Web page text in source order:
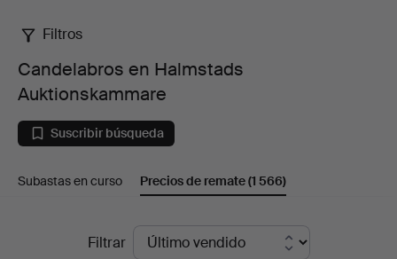
Candelabros
en
Halmstads
Auktionskammare
Filtros
Candelabros en Halmstads
Auktionskammare
Suscribir búsqueda
Subastas en curso Precios de remate(1 566)
Filtrar